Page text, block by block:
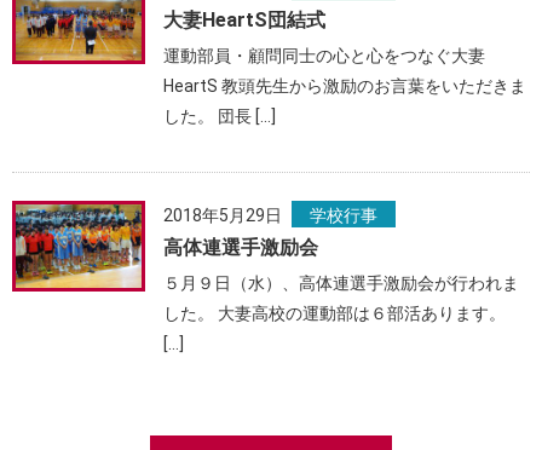
大妻HeartS団結式
運動部員・顧問同士の心と心をつなぐ大妻
HeartS 教頭先生から激励のお言葉をいただきま
した。 団長 […]
2018年5月29日 学校行事
高体連選手激励会
５月９日（水）、高体連選手激励会が行われま
した。 大妻高校の運動部は６部活あります。
[…]